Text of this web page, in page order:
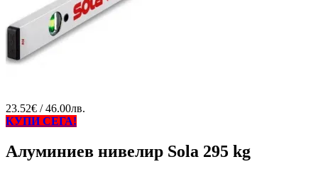
23.52€ / 46.00лв.
КУПИ СЕГА!
Алуминиев нивелир Sola 295 kg